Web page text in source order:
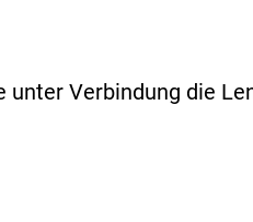
unter Verbindung die